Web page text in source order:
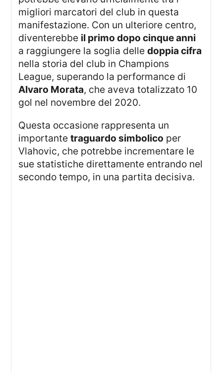
migliori marcatori del club in questa
manifestazione. Con un ulteriore centro,
diventerebbe il primo dopo cinque anni
a raggiungere la soglia delledoppia cifra
nella storia del club in Champions
League, superando la performance di
Alvaro Morata, che aveva totalizzato 10
gol nel novembre del 2020.
Questa occasione rappresenta un
importantetraguardo simbolico per
Vlahovic, che potrebbe incrementare le
sue statistiche direttamente entrando nel
secondo tempo, in una partita decisiva.